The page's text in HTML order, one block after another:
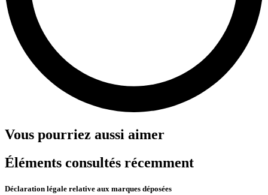
Vous pourriez aussi aimer
Éléments consultés récemment
Déclaration légale relative aux marques déposées